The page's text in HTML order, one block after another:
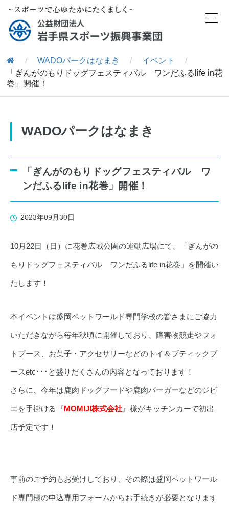
/ WADOパークはなまき / イベント
/
「ぎんがのもりドッグフェスティバル ワンだふるlife in花
巻」開催！
WADOパークはなまき
「ぎんがのもりドッグフェスティバル ワ
ンだふるlife in花巻」開催！
2023年09月30日
10月22日（日）に花巻広域公園の運動広場にて、「ぎんがの
もりドッグフェスティバル ワンだふるlife in花巻」を開催い
たします！
本イベントは盛岡ペットワールド専門学校の皆さまにご協力
いただきながら毎年秋頃に開催しており、障害物競走やフォ
トブース、お菓子・アクセサリーなどのトイ＆ブティックブ
ースetc･･･と盛りだくさんの内容となっております！
さらに、今年は鹿肉ドッグフードや鹿肉バーガーなどのジビ
エを手掛ける『MOMIJI株式会社 』様がキッチンカーで初出
店予定です！
事前のご予約もお受けしており、その際は盛岡ペットワール
ド専門様の申込専用フォームからお手続きが必要となります